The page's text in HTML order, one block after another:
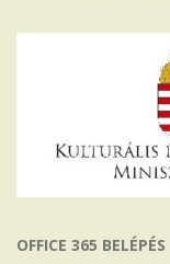
OFFICE 365 BELÉPÉS